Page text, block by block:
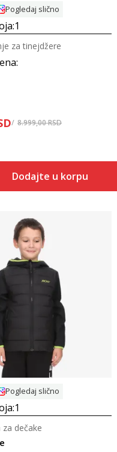
Pogledaj slično
1
:
za tinejdžere
8.999,00RSD
Dodajte u korpu
Pogledaj slično
1
dečake